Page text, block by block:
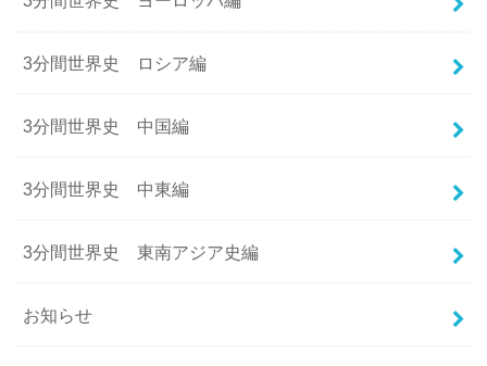
3分間世界史 ロシア編
3分間世界史 中国編
3分間世界史 中東編
3分間世界史 東南アジア史編
お知らせ